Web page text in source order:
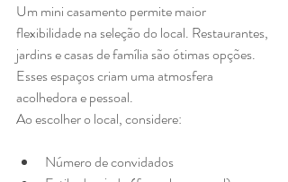
Um mini casamento permite maior
flexibilidade na seleção do local. Restaurantes,
jardins e casas de família são ótimas opções.
Esses espaços criam uma atmosfera
acolhedora e pessoal.
Ao escolher o local, considere:
Número de convidados